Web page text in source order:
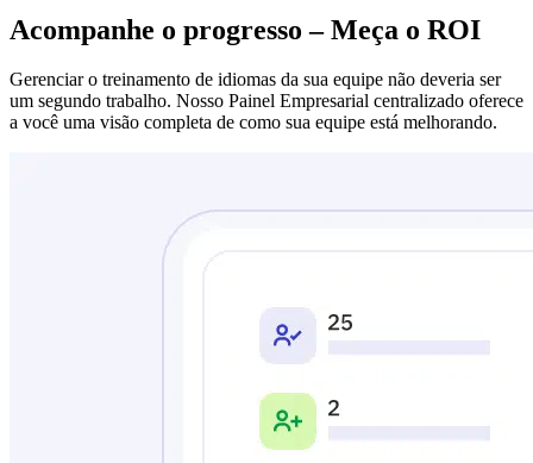
Acompanhe o progresso – Meça o ROI
Gerenciar o treinamento de idiomas da sua equipe não deveria ser
um segundo trabalho. Nosso Painel Empresarial centralizado oferece
a você uma visão completa de como sua equipe está melhorando.